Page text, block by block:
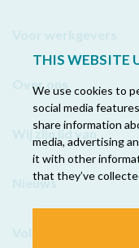
THIS WEBSITE
We use cookies to
social media
share information
media, advertising
it with other
that they’ve
Over ons
Wij zijn lid van
Nieuws